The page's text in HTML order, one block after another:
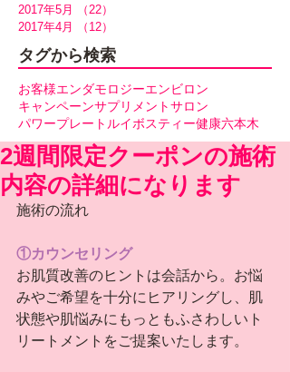
2017年5月
（22）
2017年4月
（12）
タグから検索
お客様エンダモロジーエンビロン
キャンペーンサプリメントサロン
パワープレート ルイボスティー健康六本木
2週間限定クーポンの施術
内容の詳細になります
施術の流れ
①カウンセリング
お肌質改善のヒントは会話から。お悩
みやご希望を十分にヒアリングし、肌
状態や肌悩みにもっともふさわしいト
リートメントをご提案いたします。